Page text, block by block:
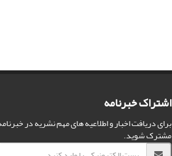
اشتراک خبرنامه
برای دریافت اخبار و اطلاعیه های مهم نشریه در
مشترک شوید.